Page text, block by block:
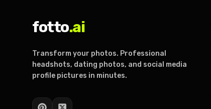
fotto.ai
Transform your photos. Professional
headshots, dating photos, and social media
profile pictures in minutes.